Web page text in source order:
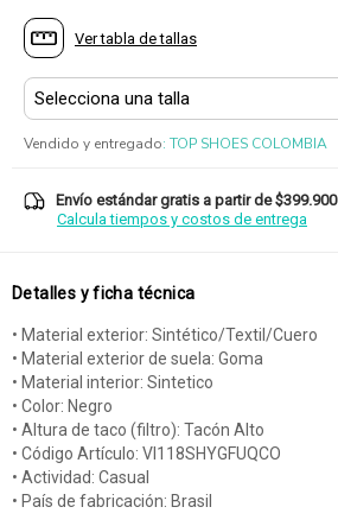
Ver tabla de tallas
Vendido y entregado: TOP SHOES COLOMBIA
Envío estándar gratis a partir de $399.900
Calcula tiempos y costos de entrega
Detalles y ficha técnica
• Material exterior: Sintético/Textil/Cuero
• Material exterior de suela: Goma
• Material interior: Sintetico
• Color: Negro
• Altura de taco (filtro): Tacón Alto
• Código Artículo: VI118SHYGFUQCO
• Actividad: Casual
• País de fabricación: Brasil